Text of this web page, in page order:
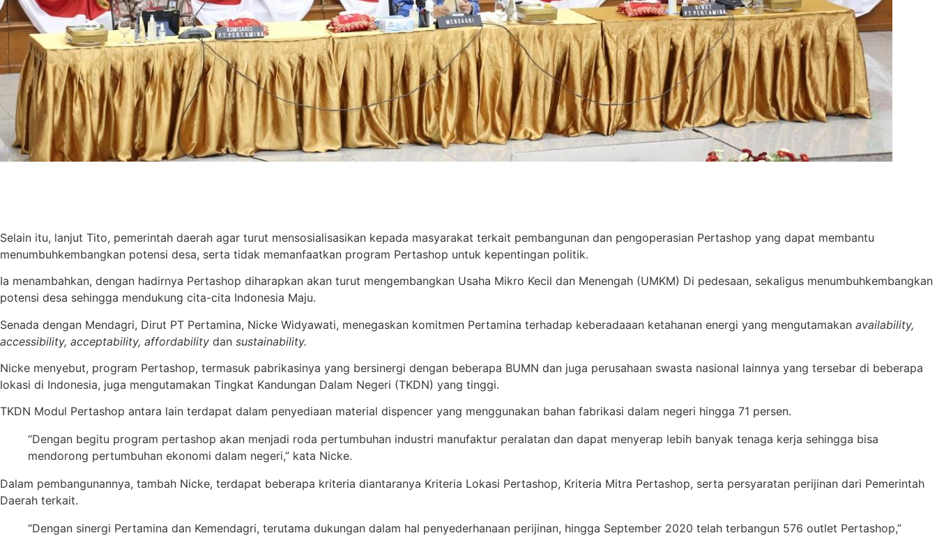
Selain itu, lanjut Tito, pemerintah daerah agar turut mensosialisasikan kepada masyarakat terkait pembangunan dan pengoperasian Pertashop yang dapat membantu
menumbuhkembangkan potensi desa, serta tidak memanfaatkan program Pertashop untuk kepentingan politik.
Ia menambahkan, dengan hadirnya Pertashop diharapkan akan turut mengembangkan Usaha Mikro Kecil dan Menengah (UMKM) Di pedesaan, sekaligus menumbuhkembangkan
potensi desa sehingga mendukung cita-cita Indonesia Maju.
Senada dengan Mendagri, Dirut PT Pertamina, Nicke Widyawati, menegaskan komitmen Pertamina terhadap keberadaaan ketahanan energi yang mengutamakan availability,
accessibility, acceptability, affordability dan sustainability.
Nicke menyebut, program Pertashop, termasuk pabrikasinya yang bersinergi dengan beberapa BUMN dan juga perusahaan swasta nasional lainnya yang tersebar di beberapa
lokasi di Indonesia, juga mengutamakan Tingkat Kandungan Dalam Negeri (TKDN) yang tinggi.
TKDN Modul Pertashop antara lain terdapat dalam penyediaan material dispencer yang menggunakan bahan fabrikasi dalam negeri hingga 71 persen.
“Dengan begitu program pertashop akan menjadi roda pertumbuhan industri manufaktur peralatan dan dapat menyerap lebih banyak tenaga kerja sehingga bisa
mendorong pertumbuhan ekonomi dalam negeri,” kata Nicke.
Dalam pembangunannya, tambah Nicke, terdapat beberapa kriteria diantaranya Kriteria Lokasi Pertashop, Kriteria Mitra Pertashop, serta persyaratan perijinan dari Pemerintah
Daerah terkait.
“Dengan sinergi Pertamina dan Kemendagri, terutama dukungan dalam hal penyederhanaan perijinan, hingga September 2020 telah terbangun 576 outlet Pertashop,”